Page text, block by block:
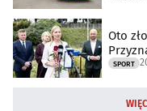
Oto
SPORT